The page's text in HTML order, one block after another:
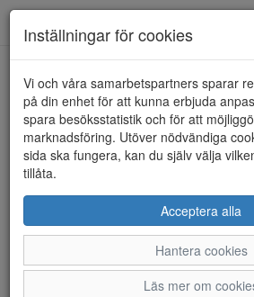
HEM NOU
Inställningar för cookies
Vi och våra samarbetspartners sparar
på din enhet för att kunna erbjuda
spara besöksstatistik och för att
marknadsföring. Utöver nödvändiga
sida ska fungera, kan du själv välja
tillåta.
Acceptera alla
Hantera cookies
Läs mer om